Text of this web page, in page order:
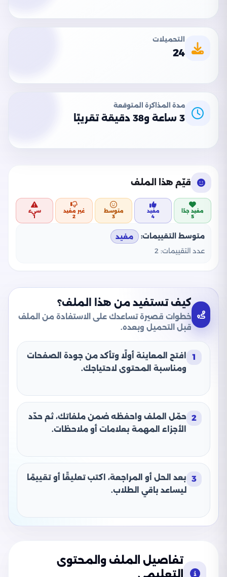
التحميلات
24
مدة المذاكرة المتوقعة
3 ساعة و38 دقيقة تقريبًا
قيّم هذا الملف
مفيد جدًا
5
مفيد
4
متوسط
3
غير مفيد
2
سيء
1
متوسط التقييمات:
مفيد
عدد التقييمات: 2
كيف تستفيد من هذا الملف؟
خطوات قصيرة تساعدك على الاستفادة من الملف
قبل التحميل وبعده.
1
افتح المعاينة أولًا وتأكد من جودة الصفحات
ومناسبة المحتوى لاحتياجك.
2 حمّل الملف واحفظه ضمن ملفاتك، ثم حدّد
الأجزاء المهمة بعلامات أو ملاحظات.
3
بعد الحل أو المراجعة، اكتب تعليقًا أو تقييمًا
ليساعد باقي الطلاب.
تفاصيل الملف والمحتوى
التعليمي